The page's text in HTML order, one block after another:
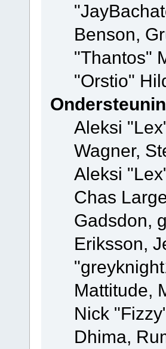
Benson,
"Thantos"
"Orstio"
Aleksi
Wagner,
Aleksi
Chas
Gadsdon,
Eriksson,
Mattitude,
Nick
Dhima,